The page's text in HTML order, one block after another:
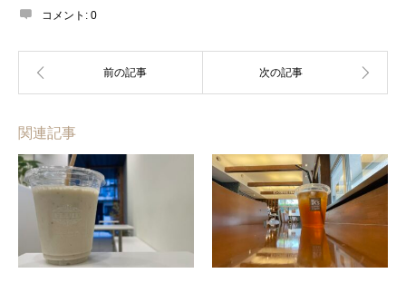
コメント: 0
関連記事